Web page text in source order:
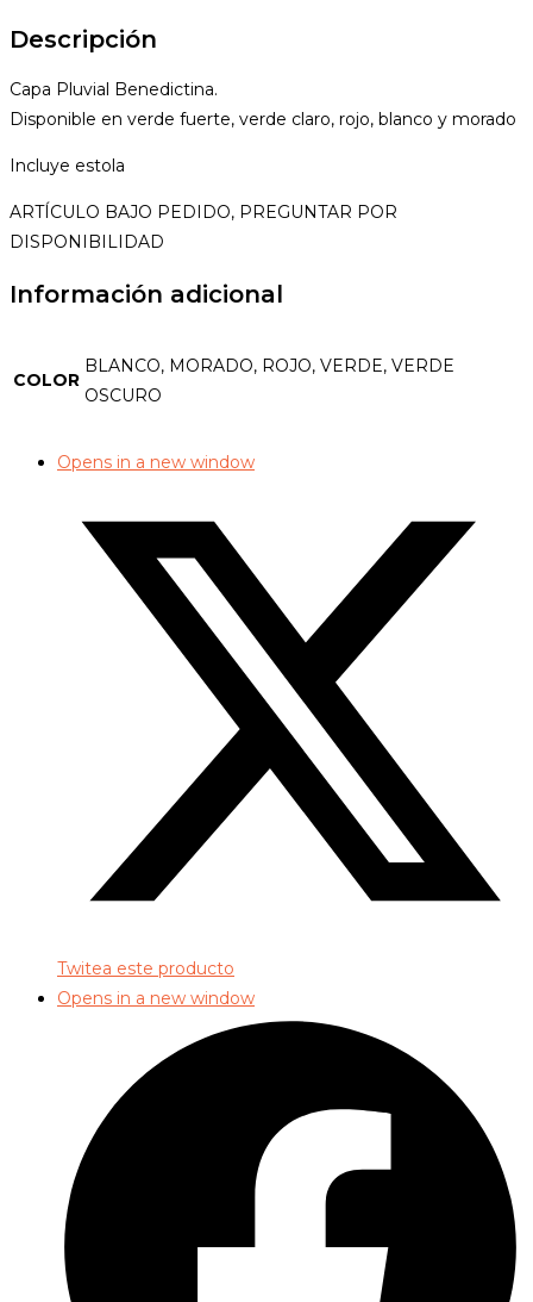
Descripción
Capa Pluvial Benedictina.
Disponible en verde fuerte, verde claro, rojo, blanco y morado
Incluye estola
ARTÍCULO BAJO PEDIDO, PREGUNTAR POR
DISPONIBILIDAD
Información adicional
COLOR
BLANCO, MORADO, ROJO, VERDE, VERDE
OSCURO
Opens in a new window
Twitea este producto
Opens in a new window